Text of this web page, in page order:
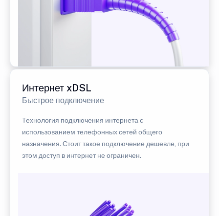
Интернет xDSL
Быстрое подключение
Технология подключения интернета с
использованием телефонных сетей общего
назначения. Стоит такое подключение дешевле, при
этом доступ в интернет не ограничен.